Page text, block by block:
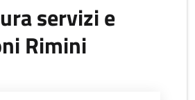
servizi e
Rimini